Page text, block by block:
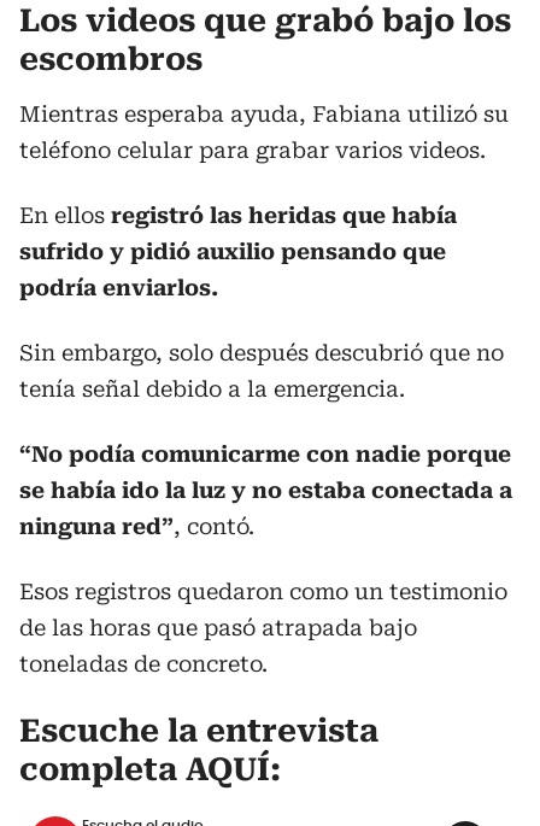
Los videos que grabó bajo los
escombros
Mientras esperaba ayuda, Fabiana utilizó su
teléfono celular para grabar varios videos.
En ellos registró las heridas que había
sufrido y pidió auxilio pensando que
podría enviarlos.
Sin embargo, solo después descubrió que no
tenía señal debido a la emergencia.
“No podía comunicarme con nadie porque
se había ido la luz y no estaba conectada a
ninguna red”, contó.
Esos registros quedaron como un testimonio
de las horas que pasó atrapada bajo
toneladas de concreto.
Escuche la entrevista
completa AQUÍ: